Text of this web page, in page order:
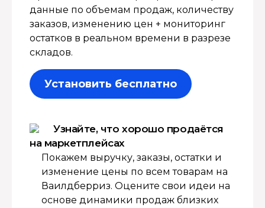
данные по объемам продаж, количеству
заказов, изменению цен + мониторинг
остатков в реальном времени в разрезе
складов.
Установить бесплатно
Узнайте, что хорошо продаётся
на маркетплейсах
Покажем выручку, заказы, остатки и
изменение цены по всем товарам на
Ваилдберриз. Оцените свои идеи на
основе динамики продаж близких